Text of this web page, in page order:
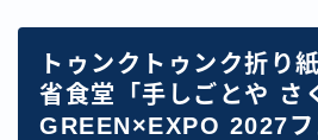
トゥンクトゥンク折り
省食堂「手しごとや さ
GREEN×EXPO 2027フ